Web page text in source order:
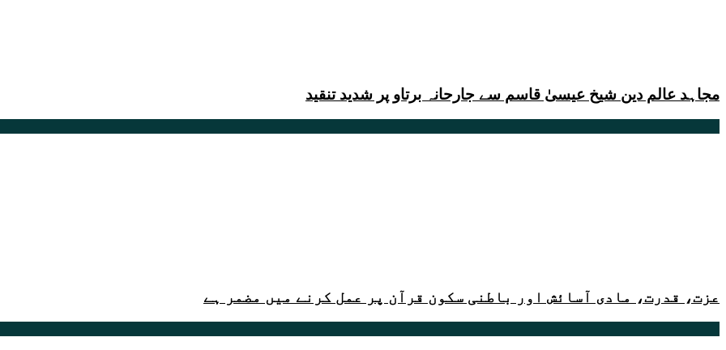
مجاہد عالم دین شیخ عیسیٰ قاسم سے جارحانہ برتاو پر شدید تنقید
عزت، قدرت، مادی آسائش اور باطنی سکون قرآن پر عمل کرنے میں مضمر ہے